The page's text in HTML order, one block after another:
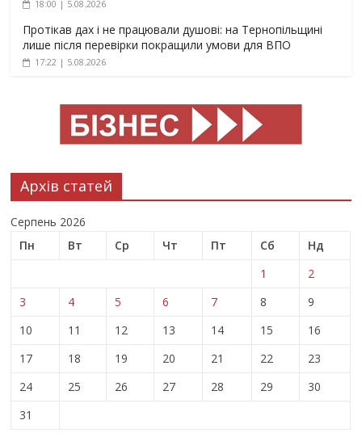
18:00 | 5.08.2026
Протікав дах і не працювали душові: на Тернопільщині
лише після перевірки покращили умови для ВПО
17:22 | 5.08.2026
Архів статей
Серпень 2026
Пн
Вт Ср Чт Пт Сб
Нд
1
2
3
4 5 6 7 8
9
10
11 12 13 14 15
16
17
18 19 20 21 22
23
24
25 26 27 28 29
30
31